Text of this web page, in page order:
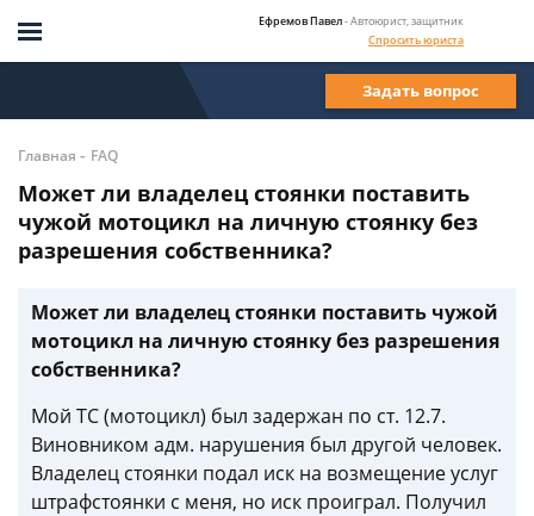
Ефремов Павел- Автоюрист, защитник
Спросить юриста
Задать вопрос
Главная - FAQ
Может ли владелец стоянки поставить
чужой мотоцикл на личную стоянку без
разрешения собственника?
Может ли владелец стоянки поставить чужой
мотоцикл на личную стоянку без разрешения
собственника?
Мой ТС (мотоцикл) был задержан по ст. 12.7.
Виновником адм. нарушения был другой человек.
Владелец стоянки подал иск на возмещение услуг
штрафстоянки с меня, но иск проиграл. Получил